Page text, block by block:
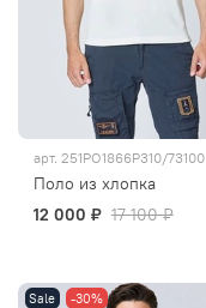
арт. 251PO1866P310/73100
Поло из хлопка
12 000 ₽ 17 100 ₽
Sale -30%